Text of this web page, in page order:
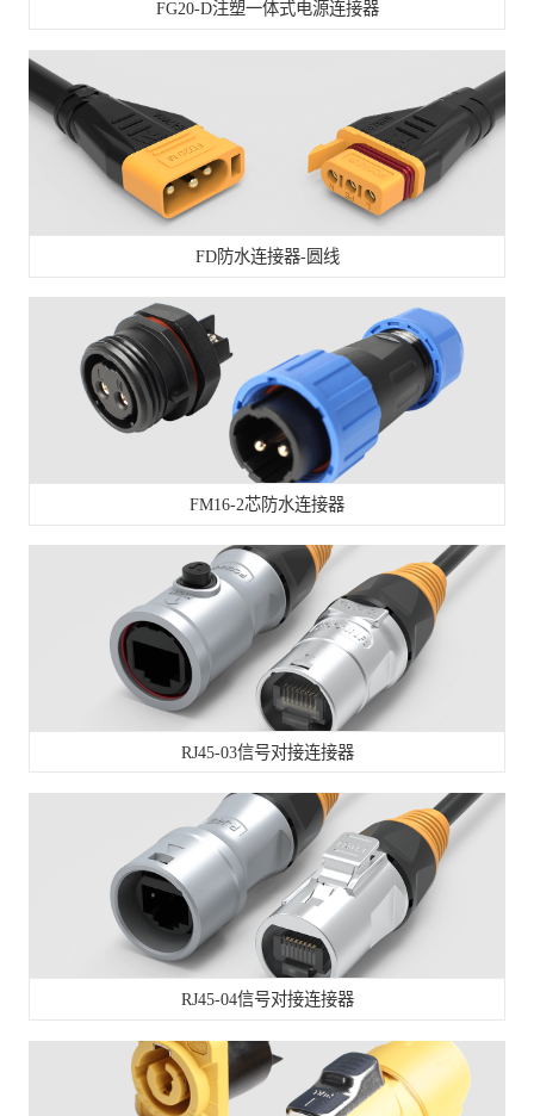
FG20-D注塑一体式电源连接器
FD防水连接器-圆线
FM16-2芯防水连接器
RJ45-03信号对接连接器
RJ45-04信号对接连接器